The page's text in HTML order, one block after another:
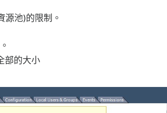
源池)的限制。
部的大小